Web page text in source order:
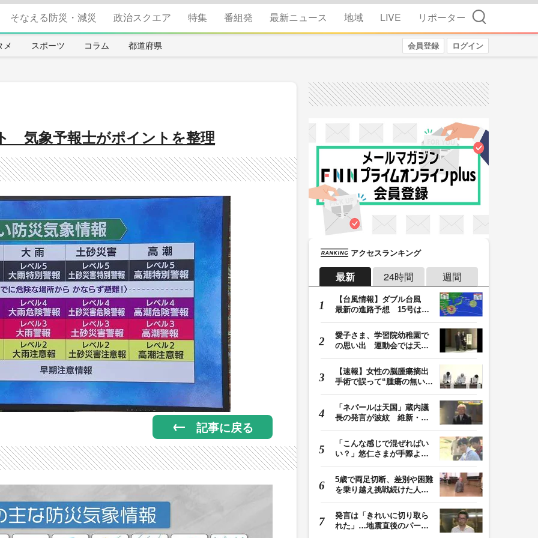
そなえる防災・減災 政治スクエア 特集 番組発 最新ニュース 地域 LIVE リポーター 検索
メ スポーツ コラム 都道府県 会員登録 ログイン
気象予報士がポイントを整理
記事に戻る
アクセスランキング
最新 24時間 週間
【台風情報】ダブル台風
最新の進路予想 15号は北
愛子さま、学習院幼稚園で
の思い出 運動会では天皇
【速報】女性の脳腫瘍摘出
手術で誤って“腫瘍の無い部
「ネパールは天国」蔵内議
長の発言が波紋 維新・吉
「こんな感じで混ぜればい
い？」悠仁さまが手際よく
5歳で両足切断、差別や困難
を乗り越え挑戦続けた人
発言は「きれいに切り取ら
れた」…地震直後のパーテ